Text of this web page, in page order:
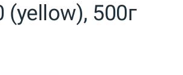
(yellow), 500г